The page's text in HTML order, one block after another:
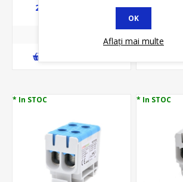
23,81 lei
* In STOC * In STOC
OK
Aflați mai multe